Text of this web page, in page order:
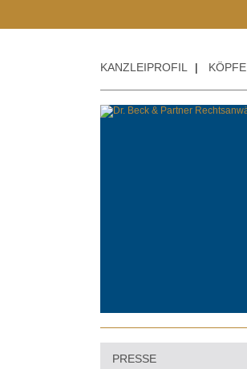
KANZLEIPROFIL | KÖPFE
PRESSE